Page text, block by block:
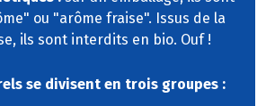
ou "arôme fraise". Issus de la
ils sont interdits en bio. Ouf !
se divisent en trois groupes :